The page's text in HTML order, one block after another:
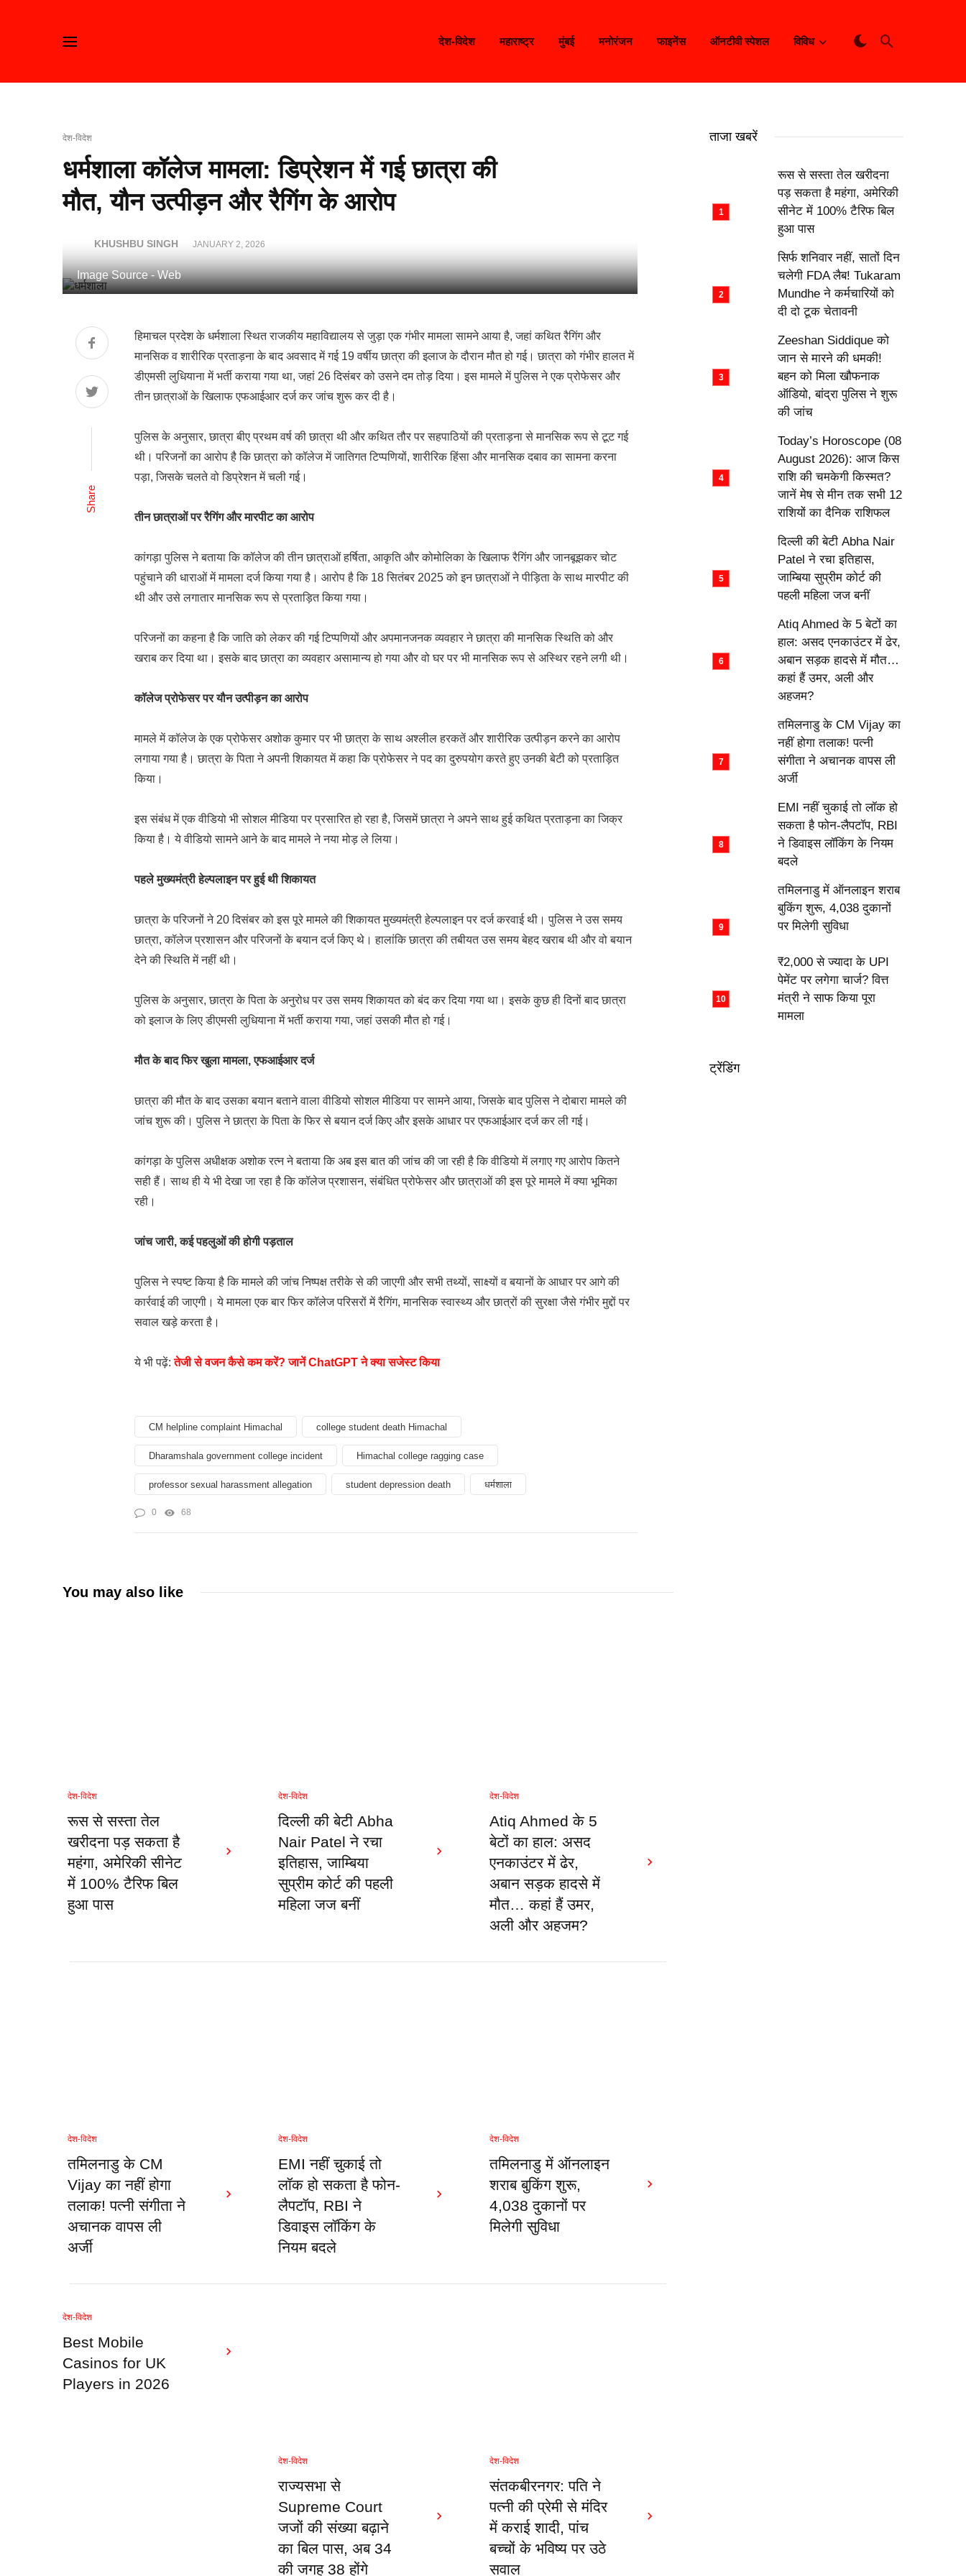
देश-विदेश महाराष्ट्र मुंबई मनोरंजन फाइनेंस ऑनटीवी स्पेशल विविध
देश-विदेश
धर्मशाला कॉलेज मामला: डिप्रेशन में गई छात्रा की
मौत, यौन उत्पीड़न और रैगिंग के आरोप
KHUSHBU SINGH JANUARY 2, 2026
Image Source - Web
Share
हिमाचल प्रदेश के धर्मशाला स्थित राजकीय महाविद्यालय से जुड़ा एक गंभीर मामला सामने आया है, जहां कथित रैगिंग और
मानसिक व शारीरिक प्रताड़ना के बाद अवसाद में गई 19 वर्षीय छात्रा की इलाज के दौरान मौत हो गई। छात्रा को गंभीर हालत में
डीएमसी लुधियाना में भर्ती कराया गया था, जहां 26 दिसंबर को उसने दम तोड़ दिया। इस मामले में पुलिस ने एक प्रोफेसर और
तीन छात्राओं के खिलाफ एफआईआर दर्ज कर जांच शुरू कर दी है।
पुलिस के अनुसार, छात्रा बीए प्रथम वर्ष की छात्रा थी और कथित तौर पर सहपाठियों की प्रताड़ना से मानसिक रूप से टूट गई
थी। परिजनों का आरोप है कि छात्रा को कॉलेज में जातिगत टिप्पणियों, शारीरिक हिंसा और मानसिक दबाव का सामना करना
पड़ा, जिसके चलते वो डिप्रेशन में चली गई।
तीन छात्राओं पर रैगिंग और मारपीट का आरोप
कांगड़ा पुलिस ने बताया कि कॉलेज की तीन छात्राओं हर्षिता, आकृति और कोमोलिका के खिलाफ रैगिंग और जानबूझकर चोट
पहुंचाने की धाराओं में मामला दर्ज किया गया है। आरोप है कि 18 सितंबर 2025 को इन छात्राओं ने पीड़िता के साथ मारपीट की
थी और उसे लगातार मानसिक रूप से प्रताड़ित किया गया।
परिजनों का कहना है कि जाति को लेकर की गई टिप्पणियों और अपमानजनक व्यवहार ने छात्रा की मानसिक स्थिति को और
खराब कर दिया था। इसके बाद छात्रा का व्यवहार असामान्य हो गया और वो घर पर भी मानसिक रूप से अस्थिर रहने लगी थी।
कॉलेज प्रोफेसर पर यौन उत्पीड़न का आरोप
मामले में कॉलेज के एक प्रोफेसर अशोक कुमार पर भी छात्रा के साथ अश्लील हरकतें और शारीरिक उत्पीड़न करने का आरोप
लगाया गया है। छात्रा के पिता ने अपनी शिकायत में कहा कि प्रोफेसर ने पद का दुरुपयोग करते हुए उनकी बेटी को प्रताड़ित
किया।
इस संबंध में एक वीडियो भी सोशल मीडिया पर प्रसारित हो रहा है, जिसमें छात्रा ने अपने साथ हुई कथित प्रताड़ना का जिक्र
किया है। ये वीडियो सामने आने के बाद मामले ने नया मोड़ ले लिया।
पहले मुख्यमंत्री हेल्पलाइन पर हुई थी शिकायत
छात्रा के परिजनों ने 20 दिसंबर को इस पूरे मामले की शिकायत मुख्यमंत्री हेल्पलाइन पर दर्ज करवाई थी। पुलिस ने उस समय
छात्रा, कॉलेज प्रशासन और परिजनों के बयान दर्ज किए थे। हालांकि छात्रा की तबीयत उस समय बेहद खराब थी और वो बयान
देने की स्थिति में नहीं थी।
पुलिस के अनुसार, छात्रा के पिता के अनुरोध पर उस समय शिकायत को बंद कर दिया गया था। इसके कुछ ही दिनों बाद छात्रा
को इलाज के लिए डीएमसी लुधियाना में भर्ती कराया गया, जहां उसकी मौत हो गई।
मौत के बाद फिर खुला मामला, एफआईआर दर्ज
छात्रा की मौत के बाद उसका बयान बताने वाला वीडियो सोशल मीडिया पर सामने आया, जिसके बाद पुलिस ने दोबारा मामले की
जांच शुरू की। पुलिस ने छात्रा के पिता के फिर से बयान दर्ज किए और इसके आधार पर एफआईआर दर्ज कर ली गई।
कांगड़ा के पुलिस अधीक्षक अशोक रत्न ने बताया कि अब इस बात की जांच की जा रही है कि वीडियो में लगाए गए आरोप कितने
सही हैं। साथ ही ये भी देखा जा रहा है कि कॉलेज प्रशासन, संबंधित प्रोफेसर और छात्राओं की इस पूरे मामले में क्या भूमिका
रही।
जांच जारी, कई पहलुओं की होगी पड़ताल
पुलिस ने स्पष्ट किया है कि मामले की जांच निष्पक्ष तरीके से की जाएगी और सभी तथ्यों, साक्ष्यों व बयानों के आधार पर आगे की
कार्रवाई की जाएगी। ये मामला एक बार फिर कॉलेज परिसरों में रैगिंग, मानसिक स्वास्थ्य और छात्रों की सुरक्षा जैसे गंभीर मुद्दों पर
सवाल खड़े करता है।
ये भी पढ़ें:तेजी से वजन कैसे कम करें? जानें ChatGPT ने क्या सजेस्ट किया
CM helpline complaint Himachal college student death Himachal
Dharamshala government college incident Himachal college ragging case
professor sexual harassment allegation student depression death धर्मशाला
0 68
You may also like
देश-विदेश
रूस से सस्ता तेल
खरीदना पड़ सकता है
महंगा, अमेरिकी सीनेट
में 100% टैरिफ बिल
हुआ पास
देश-विदेश
दिल्ली की बेटी Abha
Nair Patel ने रचा
इतिहास, जाम्बिया
सुप्रीम कोर्ट की पहली
महिला जज बनीं
देश-विदेश
Atiq Ahmed के 5
बेटों का हाल: असद
एनकाउंटर में ढेर,
अबान सड़क हादसे में
मौत… कहां हैं उमर,
अली और अहजम?
देश-विदेश
तमिलनाडु के CM
Vijay का नहीं होगा
तलाक! पत्नी संगीता ने
अचानक वापस ली
अर्जी
देश-विदेश
EMI नहीं चुकाई तो
लॉक हो सकता है फोन-
लैपटॉप, RBI ने
डिवाइस लॉकिंग के
नियम बदले
देश-विदेश
तमिलनाडु में ऑनलाइन
शराब बुकिंग शुरू,
4,038 दुकानों पर
मिलेगी सुविधा
देश-विदेश
Best Mobile
Casinos for UK
Players in 2026
देश-विदेश
राज्यसभा से
Supreme Court
जजों की संख्या बढ़ाने
का बिल पास, अब 34
की जगह 38 होंगे
देश-विदेश
संतकबीरनगर: पति ने
पत्नी की प्रेमी से मंदिर
में कराई शादी, पांच
बच्चों के भविष्य पर उठे
सवाल
ताजा खबरें
रूस से सस्ता तेल खरीदना
पड़ सकता है महंगा, अमेरिकी
सीनेट में 100% टैरिफ बिल
हुआ पास
सिर्फ शनिवार नहीं, सातों दिन
चलेगी FDA लैब! Tukaram
Mundhe ने कर्मचारियों को
दी दो टूक चेतावनी
Zeeshan Siddique को
जान से मारने की धमकी!
बहन को मिला खौफनाक
ऑडियो, बांद्रा पुलिस ने शुरू
की जांच
Today’s Horoscope (08
August 2026): आज किस
राशि की चमकेगी किस्मत?
जानें मेष से मीन तक सभी 12
राशियों का दैनिक राशिफल
दिल्ली की बेटी Abha Nair
Patel ने रचा इतिहास,
जाम्बिया सुप्रीम कोर्ट की
पहली महिला जज बनीं
Atiq Ahmed के 5 बेटों का
हाल: असद एनकाउंटर में ढेर,
अबान सड़क हादसे में मौत…
कहां हैं उमर, अली और
अहजम?
तमिलनाडु के CM Vijay का
नहीं होगा तलाक! पत्नी
संगीता ने अचानक वापस ली
अर्जी
EMI नहीं चुकाई तो लॉक हो
सकता है फोन-लैपटॉप, RBI
ने डिवाइस लॉकिंग के नियम
बदले
तमिलनाडु में ऑनलाइन शराब
बुकिंग शुरू, 4,038 दुकानों
पर मिलेगी सुविधा
₹2,000 से ज्यादा के UPI
पेमेंट पर लगेगा चार्ज? वित्त
मंत्री ने साफ किया पूरा
मामला
ट्रेंडिंग